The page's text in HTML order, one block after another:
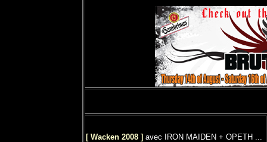
[ Wacken 2008 ] avec IRON MAIDEN + OPETH ...